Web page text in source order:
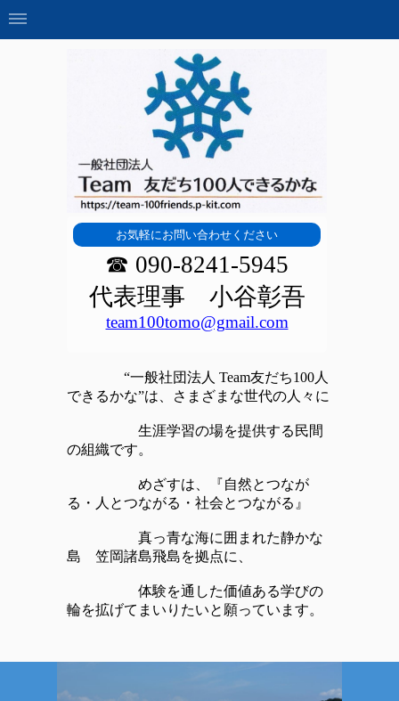
お気軽にお問い合わせください
☎ 090-8241-5945
代表理事 小谷彰吾
team100tomo@gmail.com
“一般社団法人 Team友だち100人
できるかな”は、さまざまな世代の人々に
生涯学習の場を提供する民間
の組織です。
めざすは、『自然とつなが
る・人とつながる・社会とつながる』
真っ青な海に囲まれた静かな
島 笠岡諸島飛島を拠点に、
体験を通した価値ある学びの
輪を拡げてまいりたいと願っています。